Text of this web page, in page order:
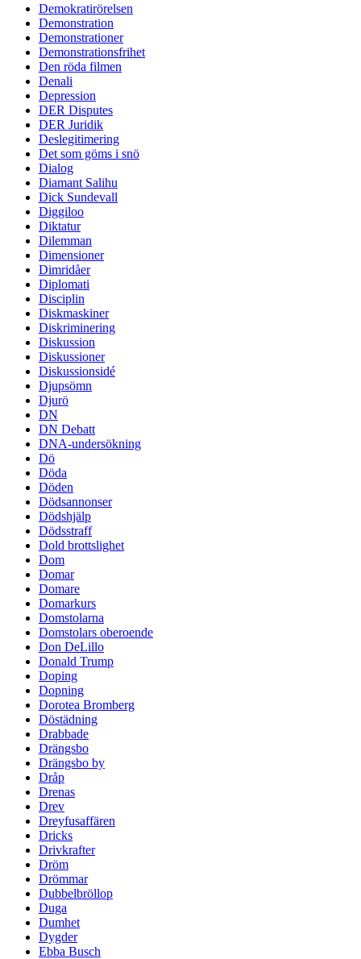
Demokratirörelsen
Demonstration
Demonstrationer
Demonstrationsfrihet
Den röda filmen
Denali
Depression
DER Disputes
DER Juridik
Deslegitimering
Det som göms i snö
Dialog
Diamant Salihu
Dick Sundevall
Diggiloo
Diktatur
Dilemman
Dimensioner
Dimridåer
Diplomati
Disciplin
Diskmaskiner
Diskriminering
Diskussion
Diskussioner
Diskussionsidé
Djupsömn
Djurö
DN
DN Debatt
DNA-undersökning
Dö
Döda
Döden
Dödsannonser
Dödshjälp
Dödsstraff
Dold brottslighet
Dom
Domar
Domare
Domarkurs
Domstolarna
Domstolars oberoende
Don DeLillo
Donald Trump
Doping
Dopning
Dorotea Bromberg
Döstädning
Drabbade
Drängsbo
Drängsbo by
Dråp
Drenas
Drev
Dreyfusaffären
Dricks
Drivkrafter
Dröm
Drömmar
Dubbelbröllop
Duga
Dumhet
Dygder
Ebba Busch